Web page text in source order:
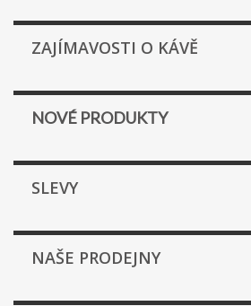
ZAJÍMAVOSTI O KÁVĚ
NOVÉ PRODUKTY
SLEVY
NAŠE PRODEJNY